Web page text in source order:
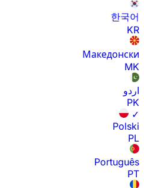
한국어
KR
Македонски
MK
اردو
PK
✓
Polski
PL
Português
PT